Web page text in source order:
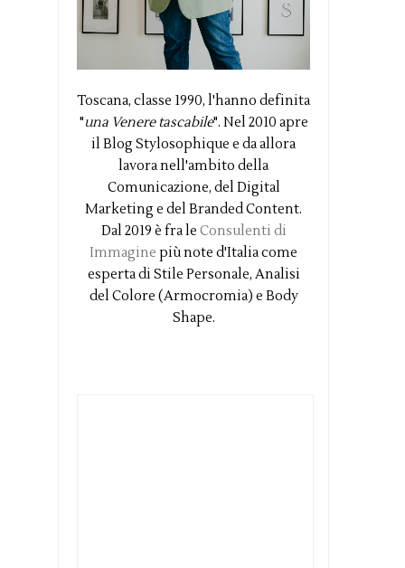
Toscana, classe 1990, l'hanno definita
"una Venere tascabile". Nel 2010 apre
il Blog Stylosophique e da allora
lavora nell'ambito della
Comunicazione, del Digital
Marketing e del Branded Content.
Dal 2019 è fra le Consulenti di
Immagine più note d'Italia come
esperta di Stile Personale, Analisi
del Colore (Armocromia) e Body
Shape.